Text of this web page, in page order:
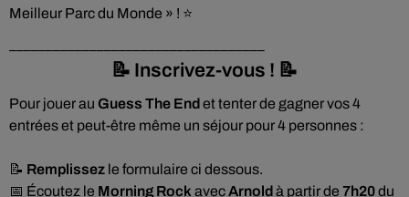
Meilleur Parc du Monde » ! ⭐️
📝 Inscrivez-vous ! 📝
Pour jouer au Guess The Endet tenter de gagner vos 4
entrées et peut-être même un séjour pour 4 personnes :
📝 Remplissez le formulaire ci dessous.
📅 Écoutez le Morning Rock avecArnoldà partir de 7h20du